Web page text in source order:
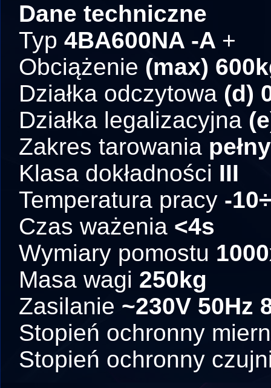
Dane techniczne
Typ 4BA600NA -A +
Obciążenie (max)
Działka odczytowa (d)
Działka legalizacyjna
Zakres tarowania pełny
Klasa dokładności III
Temperatura pracy -
Czas ważenia <4s
Wymiary pomostu
Masa wagi 250kg
Zasilanie ~230V 50Hz
Stopień ochronny
Stopień ochronny